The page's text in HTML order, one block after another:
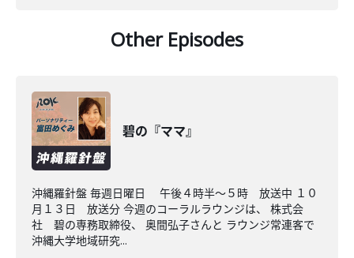
Other Episodes
碧の『ママ』
沖縄羅針盤 毎週日曜日 午後４時半～５時 放送中 １０
月１３日 放送分 今週のコーラルラウンジは、 株式会
社 碧の専務取締役、 奥間弘子さんと ラウンジ常連客で
沖縄大学地域研究...